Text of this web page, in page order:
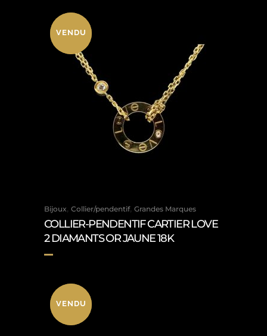
VENDU
Bijoux, Collier/pendentif, Grandes Marques
COLLIER-PENDENTIF CARTIER LOVE
2 DIAMANTS OR JAUNE 18K
VENDU
VENDU
VENDU